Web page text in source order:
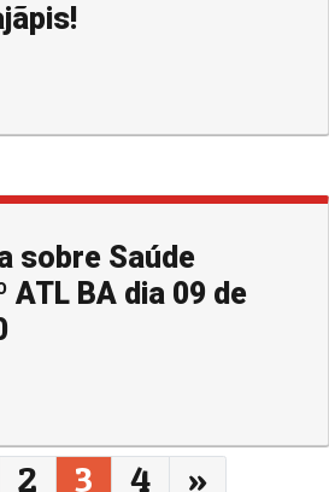
sobre Saúde
ATL BA dia 09 de
2 3 4 »